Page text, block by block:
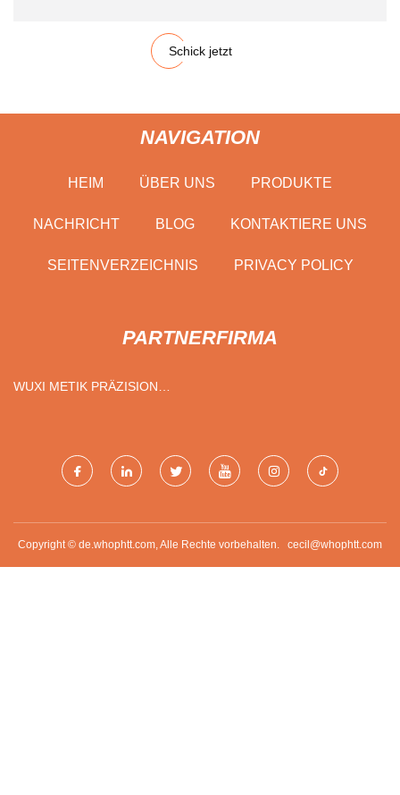
Schick jetzt
NAVIGATION
HEIM ÜBER UNS PRODUKTE
NACHRICHT BLOG KONTAKTIERE UNS
SEITENVERZEICHNIS PRIVACY POLICY
PARTNERFIRMA
WUXI METIK PRÄZISION
Copyright © de.whophtt.com, Alle Rechte vorbehalten. cecil@whophtt.com